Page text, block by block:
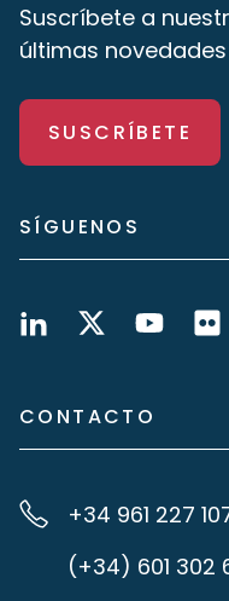
Suscríbete a
últimas novedades
SUSCRÍBETE
SÍGUENOS
CONTACTO
+34 961 227
(+34) 601 302